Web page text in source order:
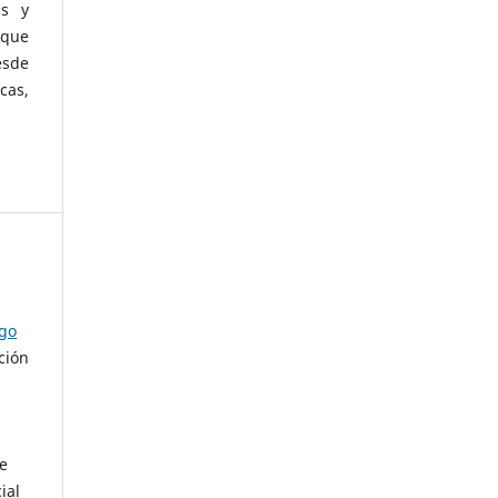
y